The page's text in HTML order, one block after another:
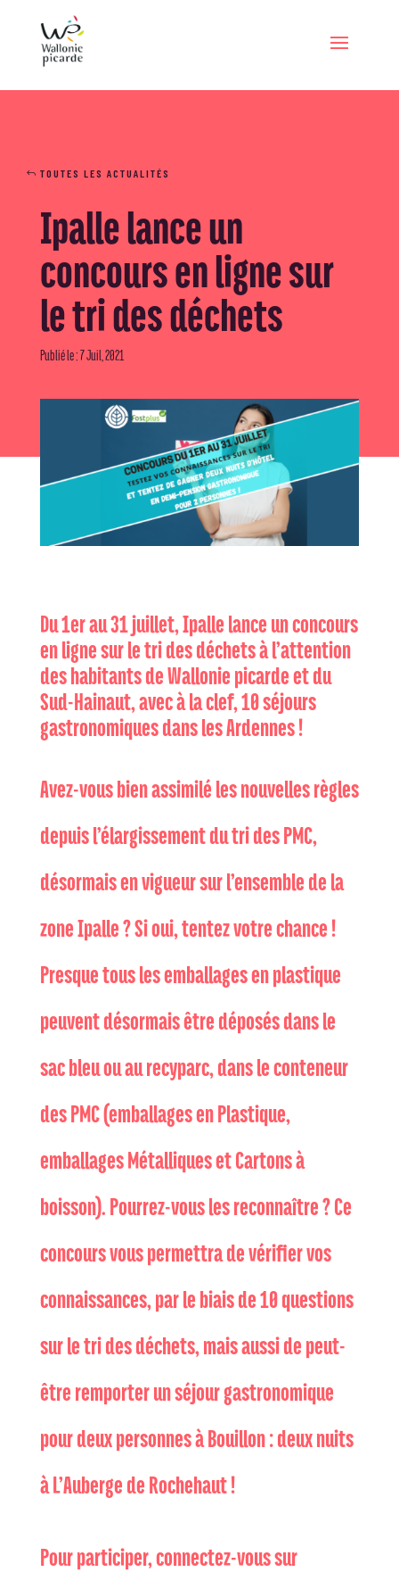
TOUTES LES ACTUALITÉS
Ipalle lance un
concours en ligne sur
le tri des déchets
Publié le : 7 Juil, 2021
Du 1er au 31 juillet, Ipalle lance un concours
en ligne sur le tri des déchets à l’attention
des habitants de Wallonie picarde et du
Sud-Hainaut, avec à la clef, 10 séjours
gastronomiques dans les Ardennes !
Avez-vous bien assimilé les nouvelles règles
depuis l’élargissement du tri des PMC,
désormais en vigueur sur l’ensemble de la
zone Ipalle ? Si oui, tentez votre chance !
Presque tous les emballages en plastique
peuvent désormais être déposés dans le
sac bleu ou au recyparc, dans le conteneur
des PMC (emballages en Plastique,
emballages Métalliques et Cartons à
boisson). Pourrez-vous les reconnaître ? Ce
concours vous permettra de vérifier vos
connaissances, par le biais de 10 questions
sur le tri des déchets, mais aussi de peut-
être remporter un séjour gastronomique
pour deux personnes à Bouillon : deux nuits
à L’Auberge de Rochehaut !
Pour participer, connectez-vous sur